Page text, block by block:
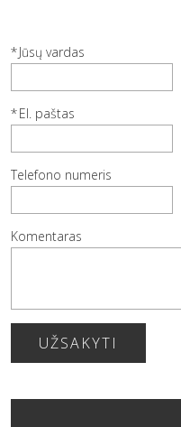
Jūsų vardas
El. paštas
Telefono numeris
Komentaras
UŽSAKYTI